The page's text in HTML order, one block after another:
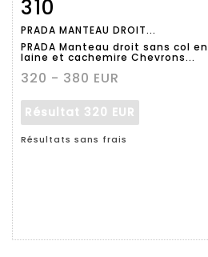
détaillée
310
PRADA MANTEAU DROIT...
PRADA Manteau droit sans col en
laine et cachemire Chevrons...
320 - 380 EUR
Résultat 320 EUR
Résultats sans frais